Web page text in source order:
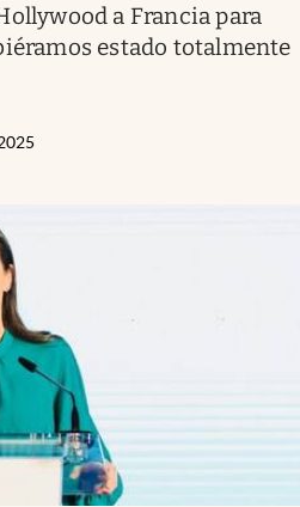
a Francia para
estado totalmente